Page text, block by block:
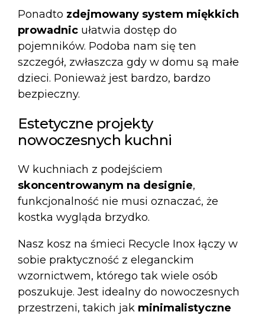
Ponadto zdejmowany system miękkich
prowadnic ułatwia dostęp do
pojemników. Podoba nam się ten
szczegół, zwłaszcza gdy w domu są małe
dzieci. Ponieważ jest bardzo, bardzo
bezpieczny.
Estetyczne projekty
nowoczesnych kuchni
W kuchniach z podejściem
skoncentrowanym na designie,
funkcjonalność nie musi oznaczać, że
kostka wygląda brzydko.
Nasz kosz na śmieci Recycle Inox łączy w
sobie praktyczność z eleganckim
wzornictwem, którego tak wiele osób
poszukuje. Jest idealny do nowoczesnych
przestrzeni, takich jak minimalistyczne